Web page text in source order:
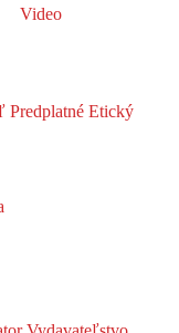
Video
Predplatné Etický